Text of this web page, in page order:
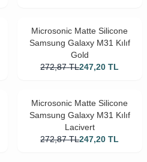
Microsonic Matte Silicone
Samsung Galaxy M31 Kılıf
Gold
272,87 TL247,20 TL
Microsonic Matte Silicone
Samsung Galaxy M31 Kılıf
Lacivert
272,87 TL247,20 TL